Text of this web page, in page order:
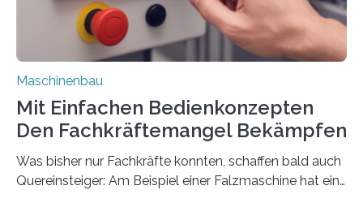
Maschinenbau
Mit Einfachen Bedienkonzepten
Den Fachkräftemangel Bekämpfen
Was bisher nur Fachkräfte konnten, schaffen bald auch
Quereinsteiger: Am Beispiel einer Falzmaschine hat ein